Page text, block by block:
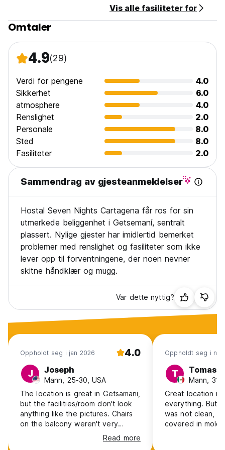
Vis alle fasiliteter for
Omtaler
4.9(29)
Verdi for pengene
4.0
Sikkerhet
6.0
atmosphere
4.0
Renslighet
2.0
Personale
8.0
Sted
8.0
Fasiliteter
2.0
Sammendrag av gjesteanmeldelser
Hostal Seven Nights Cartagena får ros for sin
utmerkede beliggenhet i Getsemaní, sentralt
plassert. Nylige gjester har imidlertid bemerket
problemer med renslighet og fasiliteter som ikke
lever opp til forventningene, der noen nevner
skitne håndklær og mugg.
Var dette nyttig?
Oppholdt seg i jan 2026 4.0
J Joseph
Mann, 25-30, USA
The location is great in Getsamani,
but the facilities/room don't look
anything like the pictures. Chairs
on the balcony weren't very
comfortable, room was not very
clean. Towels were dirty and no
Read more
Oppholdt seg i
T Tomas
Mann,
Great location
everything. But the room I’ve got
was not clean,
covered in mold